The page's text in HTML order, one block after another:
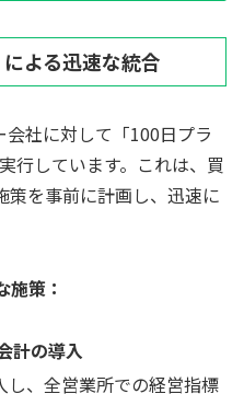
よる迅速な統合
社に対して「100日プラ
行しています。これは、買
策を事前に計画し、迅速に
策：
計の導入
し、全営業所での経営指標